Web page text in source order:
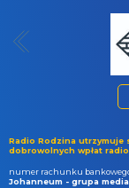
Radio Rodzina utrzymuje
dobrowolnych wpłat
numer rachunku
Johanneum - grupa